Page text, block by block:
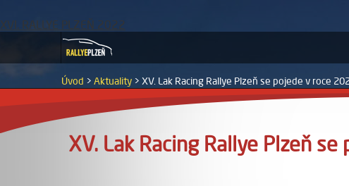
XVI. RALLYE PLZEŇ 2022
Úvod > Aktuality > XV. Lak Racing Rallye Plzeň se pojede v roce
XV. Lak Racing Rallye Plzeň